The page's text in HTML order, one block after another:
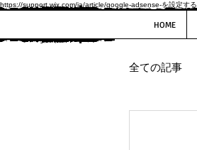
https://support.wix.com/ja/article/google-adsense-を設定する
HOME
全ての記事